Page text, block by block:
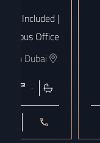
Included |
Office
Dubai
٠